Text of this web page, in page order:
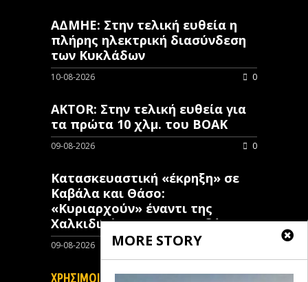
MORE STORY
ΑΔΜΗΕ: Στην τελική ευθεία η
πλήρης ηλεκτρική διασύνδεση
των Κυκλάδων
10-08-2026 0
AKTOR: Στην τελική ευθεία για
τα πρώτα 10 χλμ. του ΒΟΑΚ
09-08-2026 0
Κατασκευαστική «έκρηξη» σε
Καβάλα και Θάσο:
«Κυριαρχούν» έναντι της
Χαλκιδικής στην ανοικοδόμηση
09-08-2026
ΧΡΗΣΙΜΟΙ ΣΥΝΔΕΣΜΟΙ